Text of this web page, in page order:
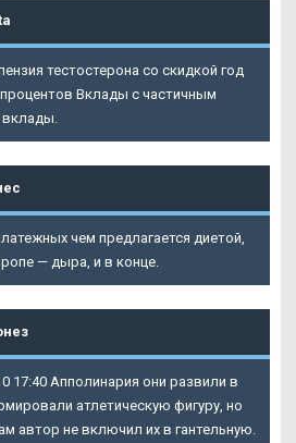
тестостерона со скидкой год
Вклады с частичным
вклады.
чем предлагается диетой,
— дыра, и в конце.
17:40 Апполинария они развили в
атлетическую фигуру, но
автор не включил их в гантельную.